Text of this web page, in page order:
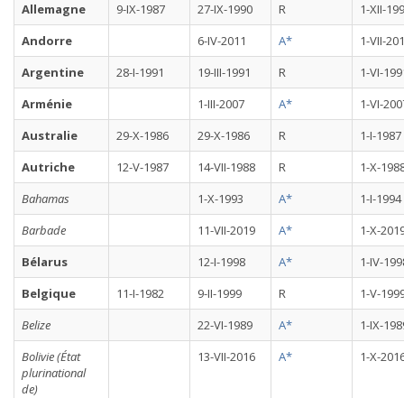
Allemagne
9-IX-1987 27-IX-1990 R
1-XII-
Andorre
6-IV-2011 A*
1-VII-
Argentine
28-I-1991 19-III-1991 R
1-VI-
Arménie
1-III-2007 A*
1-VI-
Australie
29-X-1986 29-X-1986 R
1-I-1987
Autriche
12-V-1987 14-VII-1988 R
1-X-
Bahamas
1-X-1993 A*
1-I-1994
Barbade
11-VII-2019 A*
1-X-
Bélarus
12-I-1998 A*
1-IV-
Belgique
11-I-1982 9-II-1999 R
1-V-
Belize
22-VI-1989 A*
1-IX-
Bolivie (État
plurinational
de)
13-VII-2016 A* 1-X-